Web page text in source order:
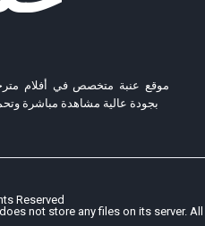
موقع عنبة متخصص في أفلام
بجودة عالية مشاهدة مباشرة
Reserved
not store any files on its server.